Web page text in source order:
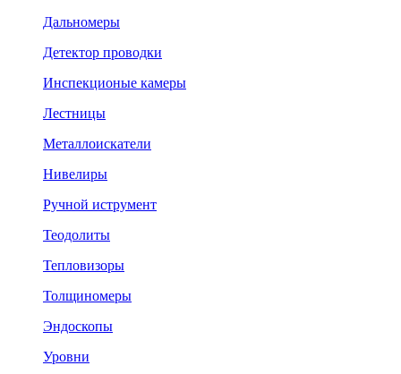
Дальномеры
Детектор проводки
Инспекционые камеры
Лестницы
Металлоискатели
Нивелиры
Ручной иструмент
Теодолиты
Тепловизоры
Толщиномеры
Эндоскопы
Уровни